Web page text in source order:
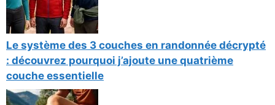
Le système des 3 couches en randonnée décrypté
: découvrez pourquoi j’ajoute une quatrième
couche essentielle